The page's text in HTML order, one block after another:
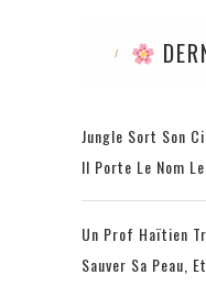
Jungle Sort Son
Il Porte Le Nom
Un Prof Haïtien
Sauver Sa Peau,